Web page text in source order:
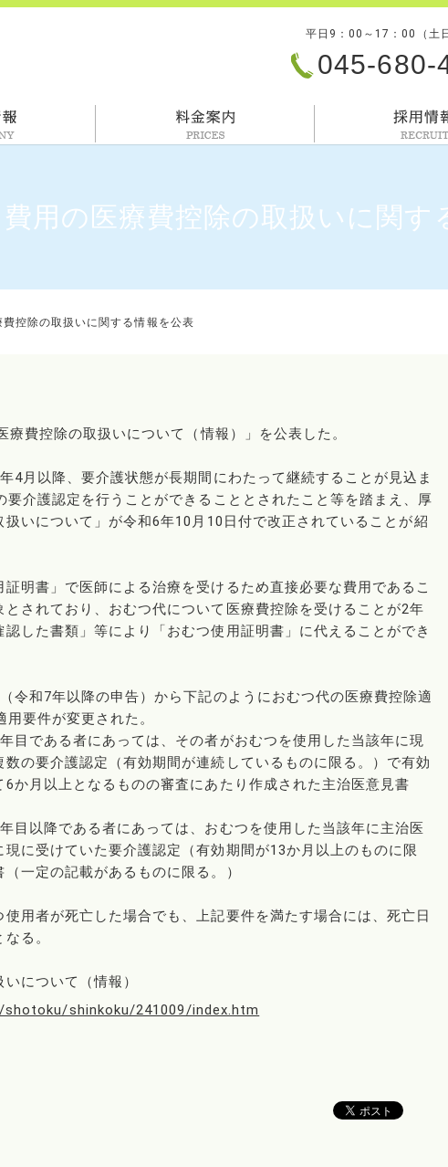
平日9：00～17：00（土
045-680-
用の医療費控除の取扱いに関す
控除の取扱いに関する情報を公表
費控除の取扱いについて（情報）」を公表した。
4月以降、要介護状態が長期間にわたって継続することが見込ま
介護認定を行うことができることとされたこと等を踏まえ、厚
いについて」が令和6年10月10日付で改正されていることが紹
明書」で医師による治療を受けるため直接必要な費用であるこ
されており、おむつ代について医療費控除を受けることが2年
した書類」等により「おむつ使用証明書」に代えることができ
令和7年以降の申告）から下記のようにおむつ代の医療費控除適
要件が変更された。
目である者にあっては、その者がおむつを使用した当該年に現
の要介護認定（有効期間が連続しているものに限る。）で有効
か月以上となるものの審査にあたり作成された主治医意見書
目以降である者にあっては、おむつを使用した当該年に主治医
に受けていた要介護認定（有効期間が13か月以上のものに限
一定の記載があるものに限る。）
用者が死亡した場合でも、上記要件を満たす場合には、死亡日
る。
について（情報）
shinkoku/241009/index.htm